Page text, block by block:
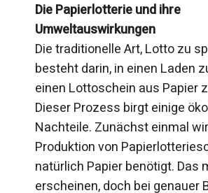
Die Papierlotterie und ihre
Umweltauswirkungen
Die traditionelle Art, Lotto zu
besteht darin, in einen Laden
einen Lottoschein aus Papier
Dieser Prozess birgt einige
Nachteile. Zunächst einmal
Produktion von
natürlich Papier benötigt. Das
erscheinen, doch bei genauer